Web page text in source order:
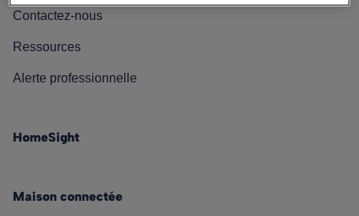
Contactez-nous
Ressources
Alerte professionnelle
HomeSight
Maison connectée